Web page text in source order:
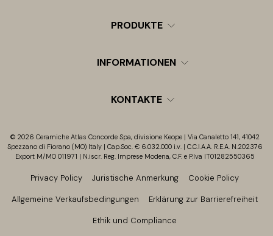
PRODUKTE
INFORMATIONEN
KONTAKTE
© 2026 Ceramiche Atlas Concorde Spa, divisione Keope | Via Canaletto 141, 41042
Spezzano di Fiorano (MO) Italy | Cap.Soc. € 6.032.000 i.v. | C.C.I.A.A. R.E.A. N.202376
Export M/MO 011971 | N.iscr. Reg. Imprese Modena, C.F. e P.Iva IT01282550365
Privacy Policy Juristische Anmerkung Cookie Policy
Allgemeine Verkaufsbedingungen Erklärung zur Barrierefreiheit
Ethik und Compliance